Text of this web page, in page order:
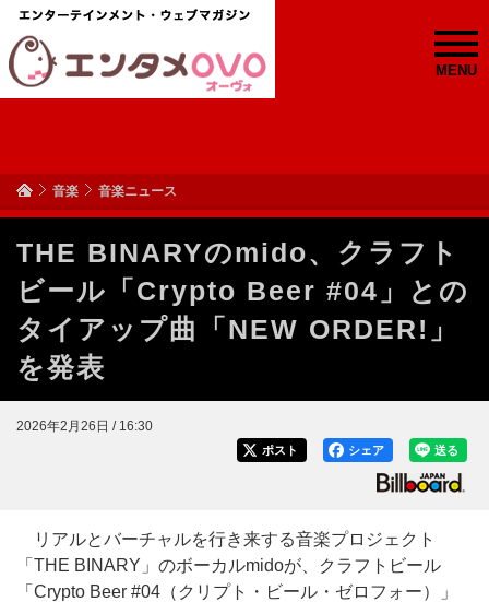
MENU
音楽 音楽ニュース
THE BINARYのmido、クラフト
ビール「Crypto Beer #04」との
タイアップ曲「NEW ORDER!」
を発表
2026年2月26日 / 16:30
送る
シェア
ポスト
リアルとバーチャルを行き来する音楽プロジェクト
「THE BINARY」のボーカルmidoが、クラフトビール
「Crypto Beer #04（クリプト・ビール・ゼロフォー）」